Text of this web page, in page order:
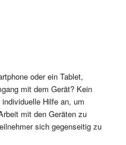
oder ein Tablet,
mit dem Gerät? Kein
Hilfe an, um
mit den Geräten zu
sich gegenseitig zu